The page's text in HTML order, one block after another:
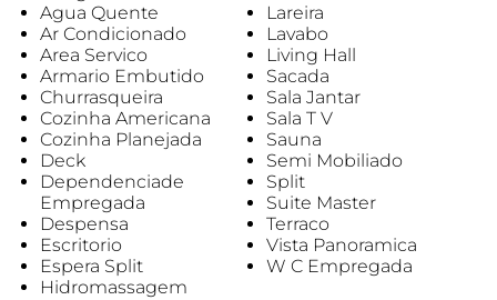
Agua Quente
Ar Condicionado
Area Servico
Armario Embutido
Churrasqueira
Cozinha Americana
Cozinha Planejada
Deck
Dependenciade
Empregada
Despensa
Escritorio
Espera Split
Hidromassagem
Lareira
Lavabo
Living Hall
Sacada
Sala Jantar
Sala T V
Sauna
Semi Mobiliado
Split
Suite Master
Terraco
Vista Panoramica
W C Empregada